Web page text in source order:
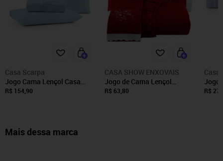
Casa Scarpa
Jogo Cama Lençol Casa
Scarpa Bali King Percal 180
R$ 154,90
CASA SHOW ENXOVAIS
Jogo de Cama Lençol
Solteiro Bordado Advance 2
R$ 63,80
Casa
Jogo
R$
Mais dessa marca